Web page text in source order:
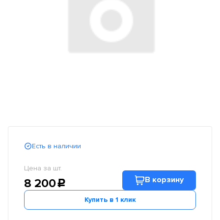
Есть в наличии
Цена за шт.
8 200c В корзину
Купить в 1 клик